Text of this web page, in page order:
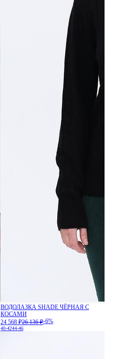
ВОДОЛАЗКА SHADE ЧЁРНАЯ С
КОСАМИ
24 568 ₽26 136 ₽-6%
40-4244-46